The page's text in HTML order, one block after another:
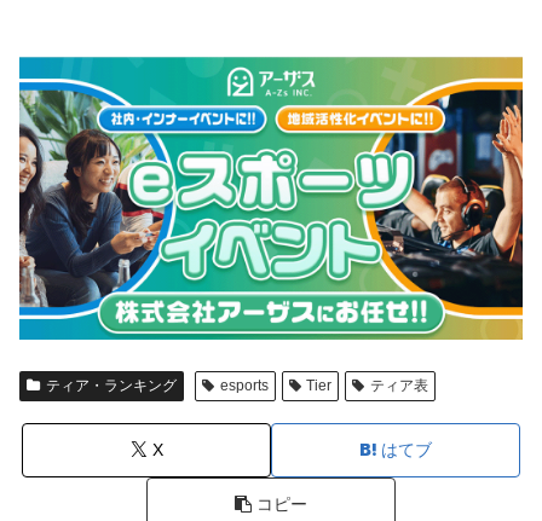
ティア・ランキング esports Tier ティア表
X はてブ
コピー